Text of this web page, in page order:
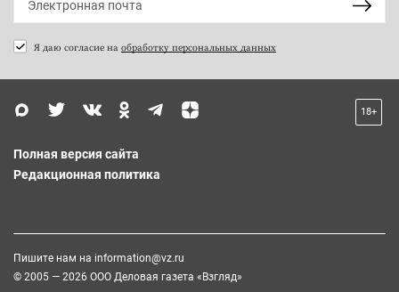
Я даю согласие на обработку персональных данных
18+
Полная версия сайта
Редакционная политика
Пишите нам на information@vz.ru
© 2005 — 2026 ООО Деловая газета «Взгляд»